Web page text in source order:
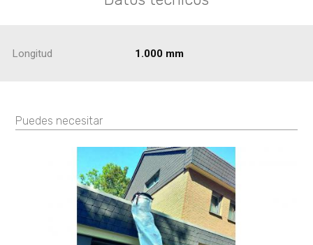
Longitud 1.000 mm
Puedes necesitar